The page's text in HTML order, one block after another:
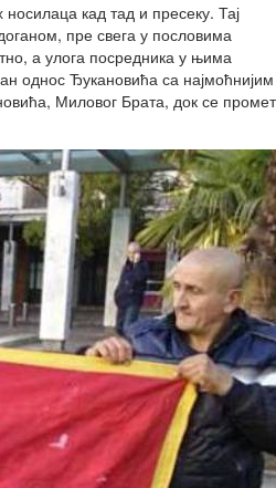
кад тад и пресеку. Тај
пре свега у пословима
а улога посредника у њима
однос Ђукановића са најмоћнијим
Миловог Брата, док се промет